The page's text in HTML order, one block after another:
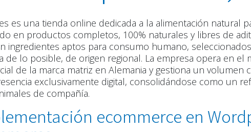
es una tienda online dedicada a la alimentación natural
en productos completos, 100% naturales y libres de
ingredientes aptos para consumo humano,
de lo posible, de origen regional. La empresa opera en el
de la marca matriz en Alemania y gestiona un volumen
exclusivamente digital, consolidándose como un
de compañía.
ecommerce en